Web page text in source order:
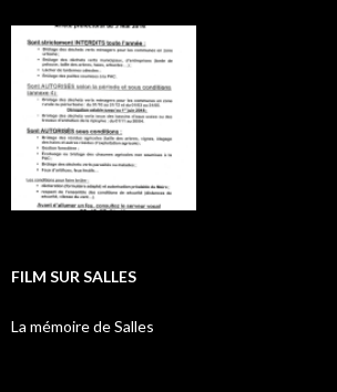
FILM SUR SALLES
La mémoire de Salles